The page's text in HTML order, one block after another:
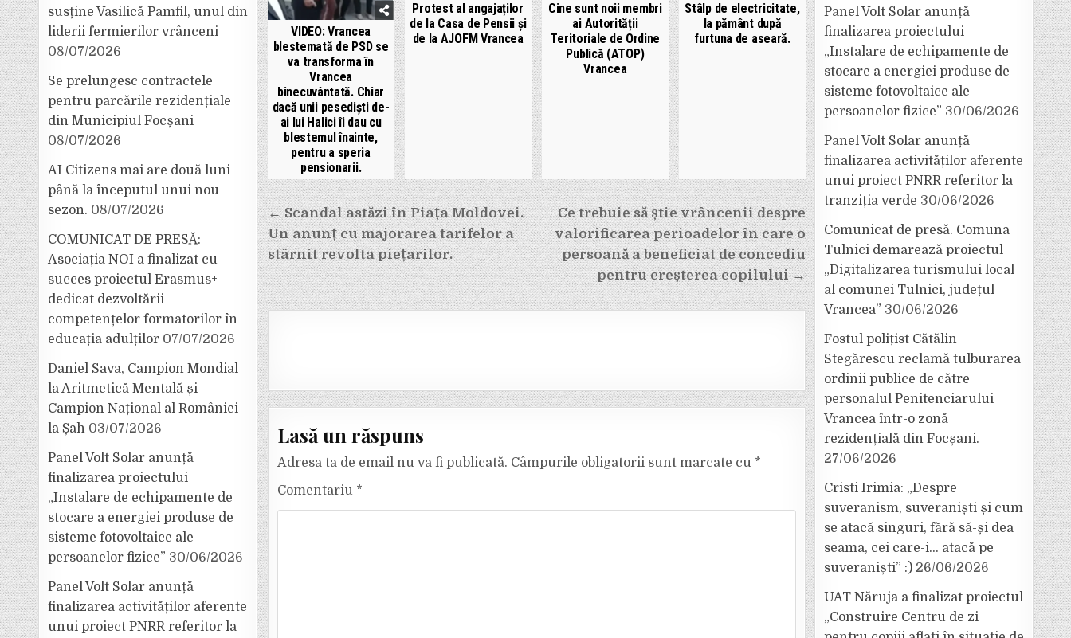
VIDEO: Vrancea
blestemată de PSD se
va transforma în
Vrancea
binecuvântată. Chiar
dacă unii pesediști de-
ai lui Halici îi dau cu
blestemul înainte,
pentru a speria
pensionarii.
Protest al angajaților
de la Casa de Pensii și
de la AJOFM Vrancea
Cine sunt noii membri
ai Autorității
Teritoriale de Ordine
Publică (ATOP)
Vrancea
Stâlp de electricitate,
la pământ după
furtuna de aseară.
Navigare
în
articole
Ce trebuie să știe vrâncenii despre
valorificarea perioadelor în care o
persoană a beneficiat de concediu
pentru creșterea copilului →
← Scandal astăzi în Piața Moldovei.
Un anunț cu majorarea tarifelor a
stârnit revolta piețarilor.
Lasă un răspuns
Adresa ta de email nu va fi publicată. Câmpurile obligatorii sunt marcate cu *
Comentariu *
susține Vasilică Pamfil, unul din
liderii fermierilor vrânceni
08/07/2026
Se prelungesc contractele
pentru parcările rezidențiale
din Municipiul Focșani
08/07/2026
AI Citizens mai are două luni
până la începutul unui nou
sezon. 08/07/2026
COMUNICAT DE PRESĂ:
Asociația NOI a finalizat cu
succes proiectul Erasmus+
dedicat dezvoltării
competențelor formatorilor în
educația adulților 07/07/2026
Daniel Sava, Campion Mondial
la Aritmetică Mentală și
Campion Național al României
la Șah 03/07/2026
Panel Volt Solar anunță
finalizarea proiectului
„Instalare de echipamente de
stocare a energiei produse de
sisteme fotovoltaice ale
persoanelor fizice” 30/06/2026
Panel Volt Solar anunță
finalizarea activităților aferente
unui proiect PNRR referitor la
Panel Volt Solar anunță
finalizarea proiectului
„Instalare de echipamente de
stocare a energiei produse de
sisteme fotovoltaice ale
persoanelor fizice” 30/06/2026
Panel Volt Solar anunță
finalizarea activităților aferente
unui proiect PNRR referitor la
tranziția verde 30/06/2026
Comunicat de presă. Comuna
Tulnici demarează proiectul
„Digitalizarea turismului local
al comunei Tulnici, județul
Vrancea” 30/06/2026
Fostul polițist Cătălin
Stegărescu reclamă tulburarea
ordinii publice de către
personalul Penitenciarului
Vrancea într-o zonă
rezidențială din Focșani.
27/06/2026
Cristi Irimia: „Despre
suveranism, suveraniști și cum
se atacă singuri, fără să-și dea
seama, cei care-i… atacă pe
suveraniști” :) 26/06/2026
UAT Năruja a finalizat proiectul
„Construire Centru de zi